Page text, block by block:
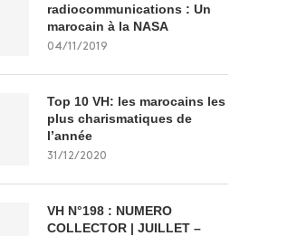
radiocommunications : Un
marocain à la NASA
04/11/2019
Top 10 VH: les marocains les
plus charismatiques de
l’année
31/12/2020
VH N°198 : NUMERO
COLLECTOR | JUILLET –